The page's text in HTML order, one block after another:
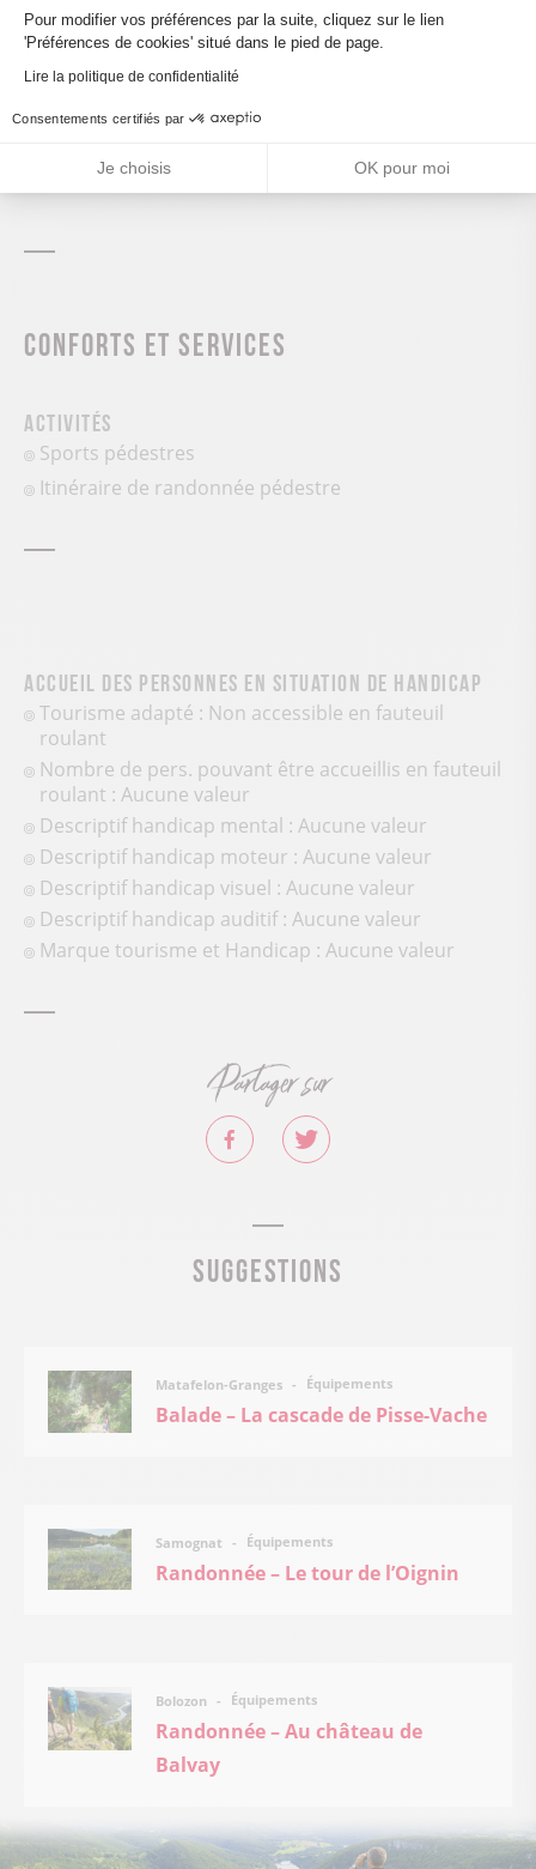
Leaflet| ©
Conforts et services
Activités
Sports pédestres
Itinéraire de randonnée pédestre
Accueil des personnes en situation de handicap
Tourisme adapté : Non accessible en fauteuil
roulant
Nombre de pers. pouvant être accueillis en fauteuil
roulant : Aucune valeur
Descriptif handicap mental : Aucune valeur
Descriptif handicap moteur : Aucune valeur
Descriptif handicap visuel : Aucune valeur
Descriptif handicap auditif : Aucune valeur
Marque tourisme et Handicap : Aucune valeur
Partager sur
Suggestions
Matafelon-Granges Équipements
Balade – La cascade de Pisse-Vache
Samognat Équipements
Randonnée – Le tour de l’Oignin
Bolozon Équipements
Randonnée – Au château de
Balvay
Pour modifier vos préférences par la suite, cliquez sur le lien
'Préférences de cookies' situé dans le pied de page.
Lire la politique de confidentialité
Consentements certifiés par
Je choisis OK pour moi